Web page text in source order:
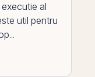
al
util pentru